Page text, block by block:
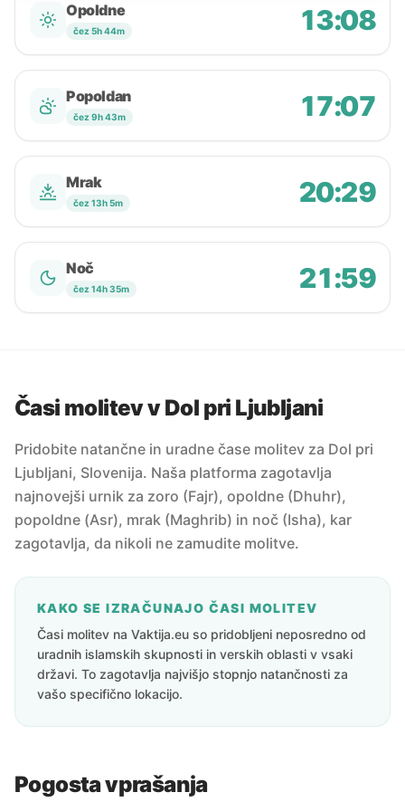
Opoldne
čez 5h 44m 13:08
Popoldan
čez 9h 43m 17:07
Mrak
čez 13h 5m 20:29
Noč
čez 14h 35m 21:59
Časi molitev v Dol pri Ljubljani
Pridobite natančne in uradne čase molitev za Dol pri
Ljubljani, Slovenija. Naša platforma zagotavlja
najnovejši urnik za zoro (Fajr), opoldne (Dhuhr),
popoldne (Asr), mrak (Maghrib) in noč (Isha), kar
zagotavlja, da nikoli ne zamudite molitve.
KAKO SE IZRAČUNAJO ČASI MOLITEV
Časi molitev na Vaktija.eu so pridobljeni neposredno od
uradnih islamskih skupnosti in verskih oblasti v vsaki
državi. To zagotavlja najvišjo stopnjo natančnosti za
vašo specifično lokacijo.
Pogosta vprašanja